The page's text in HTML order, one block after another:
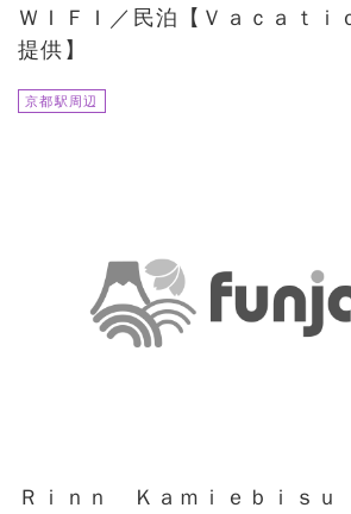
ＷＩＦＩ／民泊【Ｖａｃａｔ
提供】
京都駅周辺
Ｒｉｎｎ Ｋａｍｉｅｂｉｓ